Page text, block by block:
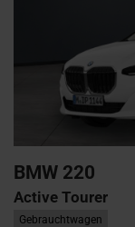
BMW 220
Active Tourer
Gebrauchtwagen